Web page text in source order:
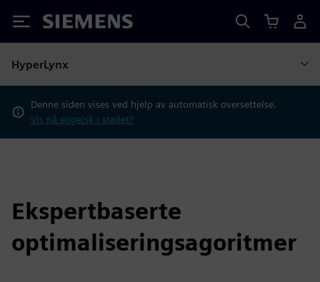
Siemens
HyperLynx
Denne siden vises ved hjelp av automatisk oversettelse.
Vis på engelsk i stedet?
Ekspertbaserte
optimaliseringsagoritmer